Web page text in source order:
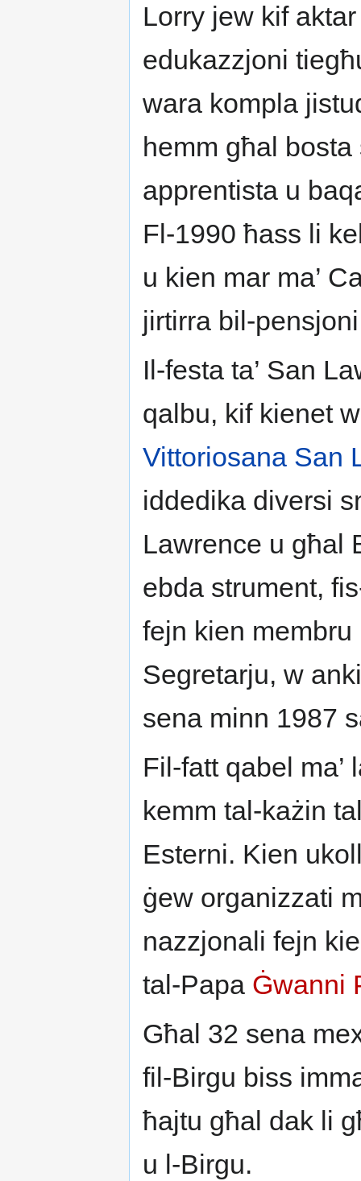
Lorry jew kif
edukazzjoni
wara kompla
hemm għal
apprentista u
Fl-1990 ħass li
u kien mar ma’
jirtirra bil-
Il-festa ta’ San
qalbu, kif kienet
Vittoriosana San
iddedika diversi
Lawrence u għal
ebda strument,
fejn kien membru
Segretarju, w
sena minn 1987
Fil-fatt qabel
kemm tal-każin
Esterni. Kien
ġew organizzati
nazzjonali fejn
tal-Papa Ġwanni
Għal 32 sena
fil-Birgu biss
ħajtu għal dak li
u l-Birgu.